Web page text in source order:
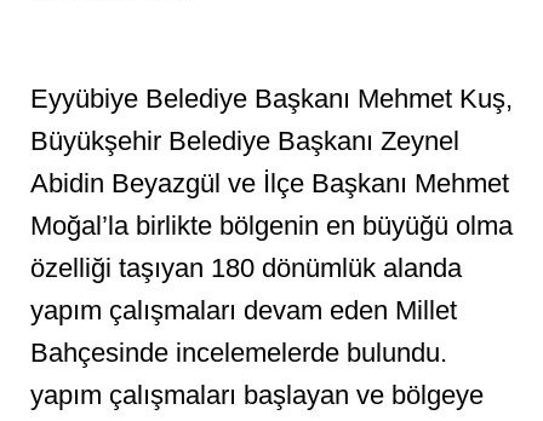
Eyyübiye Belediye Başkanı Mehmet Kuş,
Büyükşehir Belediye Başkanı Zeynel
Abidin Beyazgül ve İlçe Başkanı Mehmet
Moğal’la birlikte bölgenin en büyüğü olma
özelliği taşıyan 180 dönümlük alanda
yapım çalışmaları devam eden Millet
Bahçesinde incelemelerde bulundu.
yapım çalışmaları başlayan ve bölgeye